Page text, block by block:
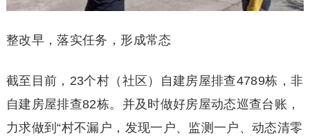
整改早，落实任务，形成常态
截至目前，23个村（社区）自建房屋排查4789栋，非
自建房屋排查82栋。并及时做好房屋动态巡查台账，
力求做到“村不漏户，发现一户、监测一户、动态清零